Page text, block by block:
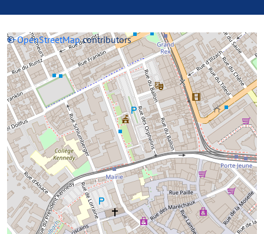
+−
©OpenStreetMapcontributors